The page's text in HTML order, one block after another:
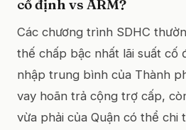
cố định vs ARM?
Các chương trình SDHC
thế chấp bậc nhất lãi suất cố
nhập trung bình của Thành
vay hoãn trả cộng trợ cấp,
vừa phải của Quận có thể chi